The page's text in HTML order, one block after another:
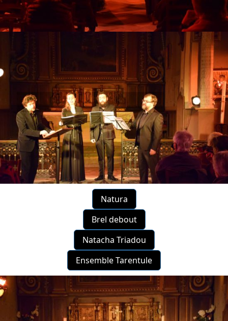
Natura
Brel debout
Natacha Triadou
Ensemble Tarentule